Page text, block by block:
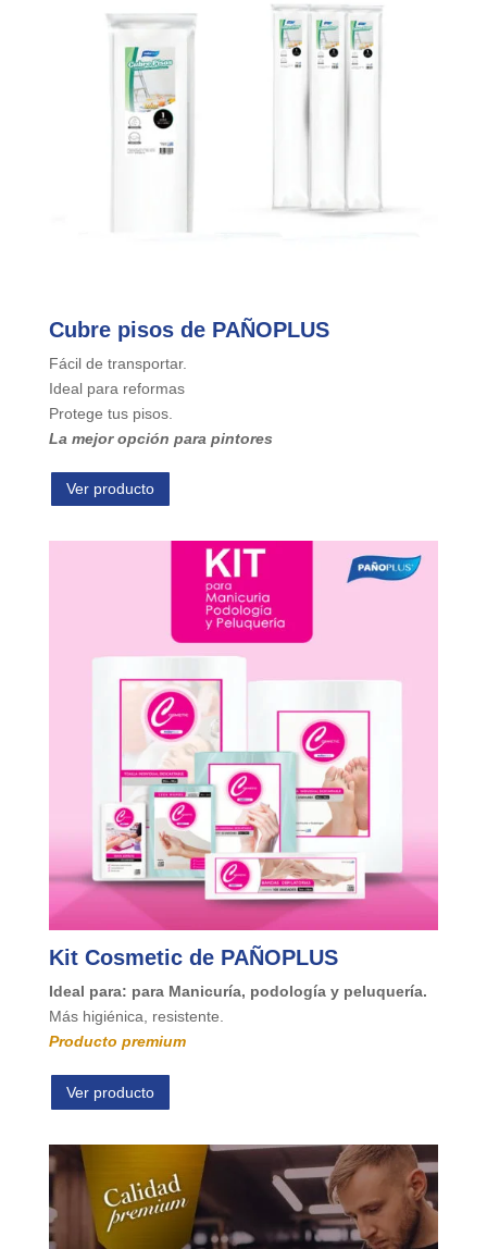
Cubre pisos de PAÑOPLUS
Fácil de transportar.
Ideal para reformas
Protege tus pisos.
La mejor opción para pintores
Ver producto
Kit Cosmetic de PAÑOPLUS
Ideal para: para Manicuría, podología y peluquería.
Más higiénica, resistente.
Producto premium
Ver producto